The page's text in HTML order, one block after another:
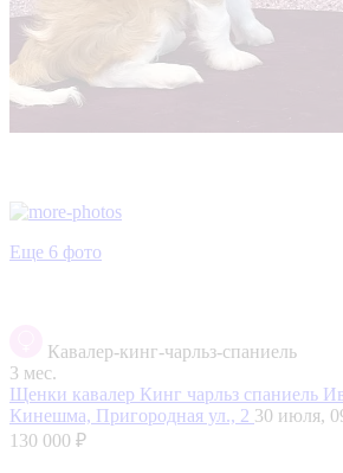
Еще 6 фото
Кавалер-кинг-чарльз-спаниель
3 мес.
Щенки кавалер Кинг чарльз спаниель
Кинешма, Пригородная ул., 2 30 июля,
130 000 ₽